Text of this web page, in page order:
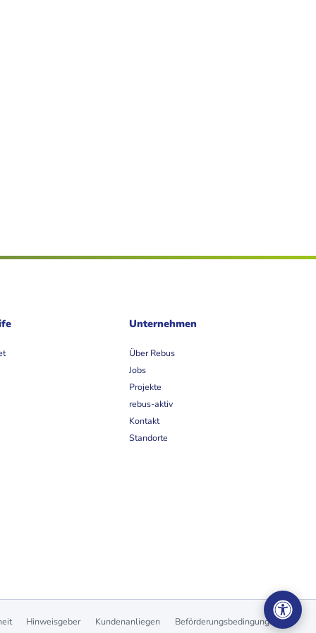
Unternehmen
Über Rebus
Jobs
Projekte
rebus-aktiv
Kontakt
Standorte
Hinweisgeber Kundenanliegen Beförderungsbedingungen